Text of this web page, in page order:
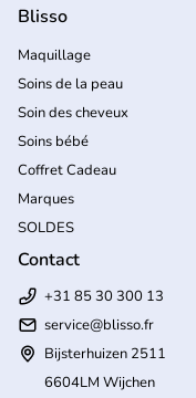
Blisso
Maquillage
Soins de la peau
Soin des cheveux
Soins bébé
Coffret Cadeau
Marques
SOLDES
Contact
+31 85 30 300 13
service@blisso.fr
Bijsterhuizen 2511
6604LM Wijchen